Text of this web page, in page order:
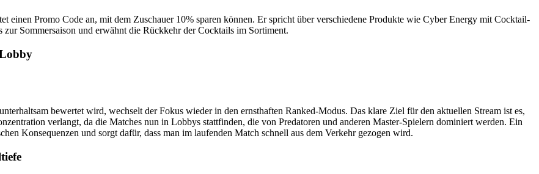
einen Promo Code an, mit dem Zuschauer 10% sparen können. Er spricht über verschiedene Produkte wie Cyber Energy mit Cocktail-
Sommersaison und erwähnt die Rückkehr der Cocktails im Sortiment.
bewertet wird, wechselt der Fokus wieder in den ernsthaften Ranked-Modus. Das klare Ziel für den aktuellen Stream ist es,
verlangt, da die Matches nun in Lobbys stattfinden, die von Predatoren und anderen Master-Spielern dominiert werden. Ein
Konsequenzen und sorgt dafür, dass man im laufenden Match schnell aus dem Verkehr gezogen wird.